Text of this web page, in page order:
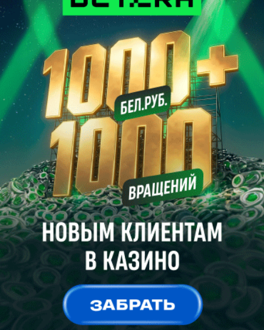
Футбол. Англия. Оборона вскользь
22:27
Прессбол
1462
Кривец на подмогу
22:27
Прессбол
988
0
Бочка дегтя
Прессбол